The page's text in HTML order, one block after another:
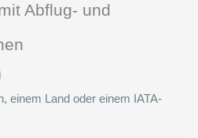
Abflug- und
einem Land oder einem IATA-